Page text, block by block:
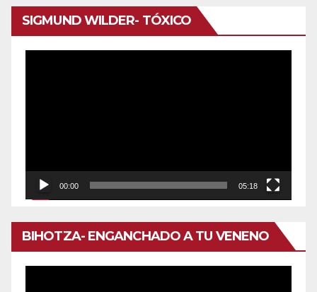
audio
SIGMUND WILDER- TÓXICO
00:00 05:18
BIHOTZA- ENGANCHADO A TU VENENO